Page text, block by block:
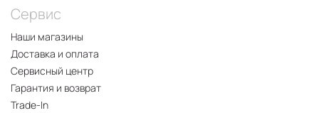
Сервис
Наши магазины
Доставка и оплата
Сервисный центр
Гарантия и возврат
Trade-In